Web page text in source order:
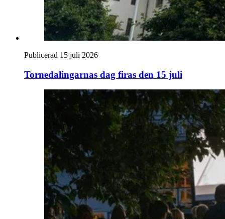
Publicerad 15 juli 2026
Tornedalingarnas dag firas den 15 juli